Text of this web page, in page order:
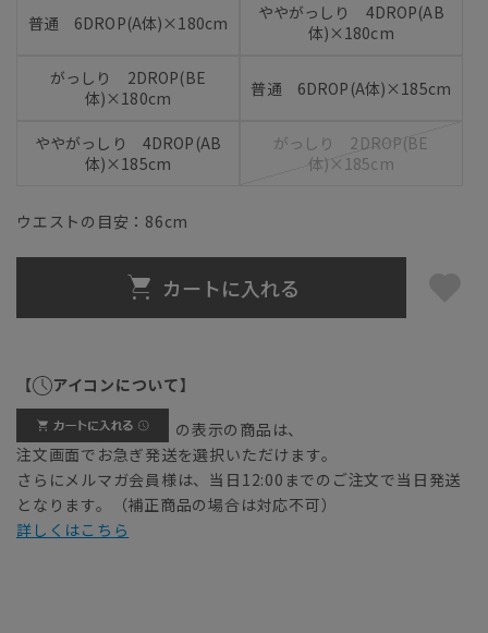
普通 6DROP(A体)×180cm
ややがっしり 4DROP(AB
体)×180cm
がっしり 2DROP(BE
体)×180cm
普通 6DROP(A体)×185cm
ややがっしり 4DROP(AB
体)×185cm
がっしり 2DROP(BE
体)×185cm
ウエストの目安： 86cm
カートに入れる
【 アイコンについて】
の表示の商品は、
注文画面でお急ぎ発送を選択いただけます。
さらにメルマガ会員様は、当日12:00までのご注文で当日発送
となります。（補正商品の場合は対応不可）
詳しくはこちら